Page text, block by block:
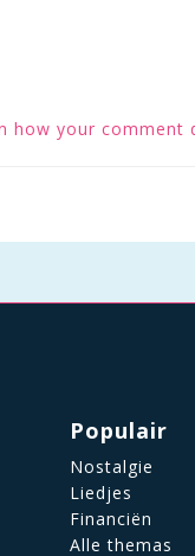
how your comment
Populair
Nostalgie
Liedjes
Financiën
Alle themas